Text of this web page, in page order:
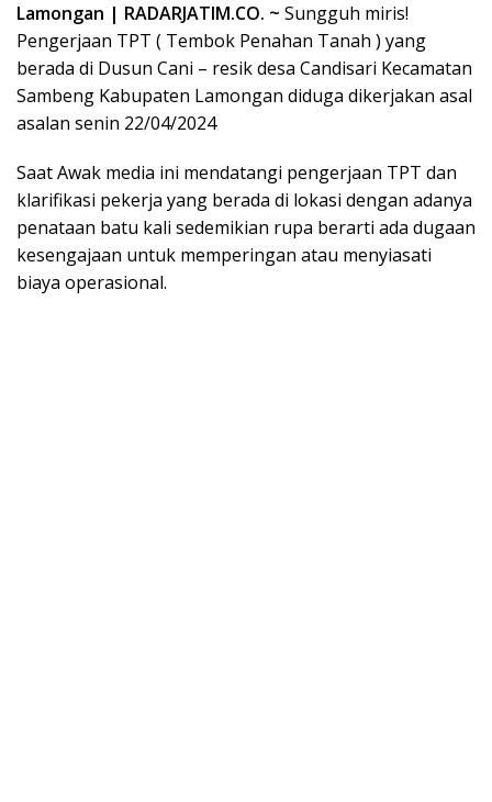
Lamongan | RADARJATIM.CO. ~ Sungguh miris!
Pengerjaan TPT ( Tembok Penahan Tanah ) yang
berada di Dusun Cani – resik desa Candisari Kecamatan
Sambeng Kabupaten Lamongan diduga dikerjakan asal
asalan senin 22/04/2024
Saat Awak media ini mendatangi pengerjaan TPT dan
klarifikasi pekerja yang berada di lokasi dengan adanya
penataan batu kali sedemikian rupa berarti ada dugaan
kesengajaan untuk memperingan atau menyiasati
biaya operasional.